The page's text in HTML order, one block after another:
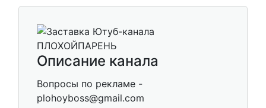
Описание канала
Вопросы по рекламе -
plohoyboss@gmail.com